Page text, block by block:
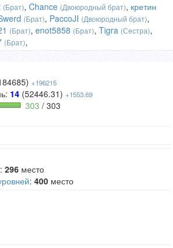
(Брат), Chance (Двоюродный брат), кретин
(Брат), PaccoJI (Двоюродный брат),
(Брат), enot5858 (Брат), Tigra (Сестра),
(Брат),
+196215
14 (52446.31) +1553.69
303 / 303
: 296 место
: 400 место